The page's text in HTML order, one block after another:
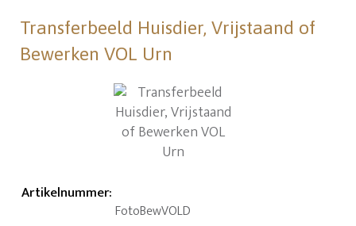
Transferbeeld Huisdier, Vrijstaand of
Bewerken VOL Urn
Artikelnummer:
FotoBewVOLD